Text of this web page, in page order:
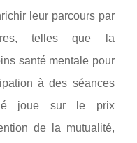
leur parcours par
telles que la
santé mentale pour
à des séances
joue sur le prix
de la mutualité,